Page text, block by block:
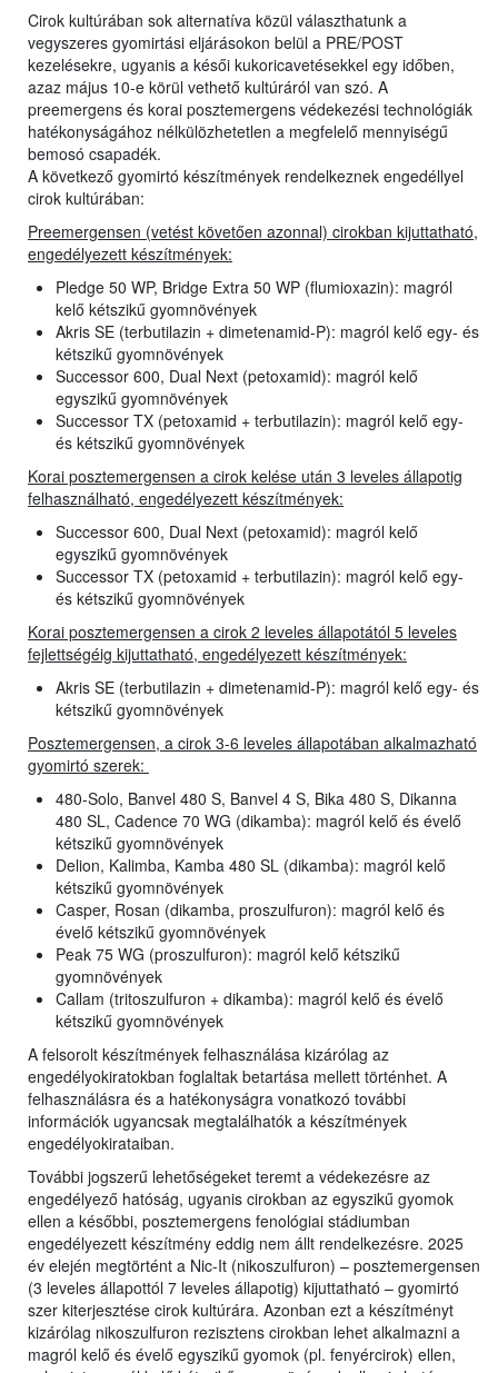
Cirok kultúrában sok alternatíva közül választhatunk a
vegyszeres gyomirtási eljárásokon belül a PRE/POST
kezelésekre, ugyanis a késői kukoricavetésekkel egy időben,
azaz május 10-e körül vethető kultúráról van szó. A
preemergens és korai posztemergens védekezési technológiák
hatékonyságához nélkülözhetetlen a megfelelő mennyiségű
bemosó csapadék.
A következő gyomirtó készítmények rendelkeznek engedéllyel
cirok kultúrában:
Preemergensen (vetést követően azonnal) cirokban kijuttatható,
engedélyezett készítmények:
Pledge 50 WP, Bridge Extra 50 WP (flumioxazin): magról
kelő kétszikű gyomnövények
Akris SE (terbutilazin + dimetenamid-P): magról kelő egy- és
kétszikű gyomnövények
Successor 600, Dual Next (petoxamid): magról kelő
egyszikű gyomnövények
Successor TX (petoxamid + terbutilazin): magról kelő egy-
és kétszikű gyomnövények
Korai posztemergensen a cirok kelése után 3 leveles állapotig
felhasználható, engedélyezett készítmények:
Successor 600, Dual Next (petoxamid): magról kelő
egyszikű gyomnövények
Successor TX (petoxamid + terbutilazin): magról kelő egy-
és kétszikű gyomnövények
Korai posztemergensen a cirok 2 leveles állapotától 5 leveles
fejlettségéig kijuttatható, engedélyezett készítmények:
Akris SE (terbutilazin + dimetenamid-P): magról kelő egy- és
kétszikű gyomnövények
Posztemergensen, a cirok 3-6 leveles állapotában alkalmazható
gyomirtó szerek:
480-Solo, Banvel 480 S, Banvel 4 S, Bika 480 S, Dikanna
480 SL, Cadence 70 WG (dikamba): magról kelő és évelő
kétszikű gyomnövények
Delion, Kalimba, Kamba 480 SL (dikamba): magról kelő
kétszikű gyomnövények
Casper, Rosan (dikamba, proszulfuron): magról kelő és
évelő kétszikű gyomnövények
Peak 75 WG (proszulfuron): magról kelő kétszikű
gyomnövények
Callam (tritoszulfuron + dikamba): magról kelő és évelő
kétszikű gyomnövények
A felsorolt készítmények felhasználása kizárólag az
engedélyokiratokban foglaltak betartása mellett történhet. A
felhasználásra és a hatékonyságra vonatkozó további
információk ugyancsak megtalálhatók a készítmények
engedélyokirataiban.
További jogszerű lehetőségeket teremt a védekezésre az
engedélyező hatóság, ugyanis cirokban az egyszikű gyomok
ellen a későbbi, posztemergens fenológiai stádiumban
engedélyezett készítmény eddig nem állt rendelkezésre. 2025
év elején megtörtént a Nic-It (nikoszulfuron) – posztemergensen
(3 leveles állapottól 7 leveles állapotig) kijuttatható – gyomirtó
szer kiterjesztése cirok kultúrára. Azonban ezt a készítményt
kizárólag nikoszulfuron rezisztens cirokban lehet alkalmazni a
magról kelő és évelő egyszikű gyomok (pl. fenyércirok) ellen,